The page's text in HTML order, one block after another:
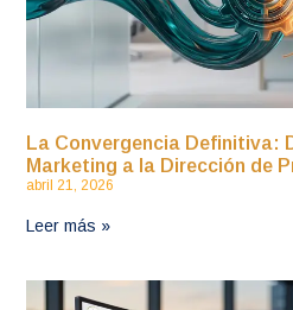
La Convergencia Definitiva:
Marketing a la Dirección de
abril 21, 2026
Leer más »